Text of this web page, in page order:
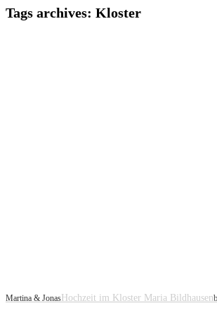
Tags archives: Kloster
Martina & Jonas Hochzeit im Kloster Maria Bildhausen